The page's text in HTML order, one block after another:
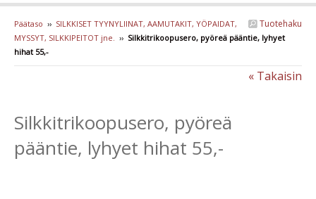
Tuotehaku
Päätaso ›› SILKKISET TYYNYLIINAT, AAMUTAKIT, YÖPAIDAT,
MYSSYT, SILKKIPEITOT jne. ›› Silkkitrikoopusero, pyöreä pääntie, lyhyet
hihat 55,-
« Takaisin
Silkkitrikoopusero, pyöreä
pääntie, lyhyet hihat 55,-